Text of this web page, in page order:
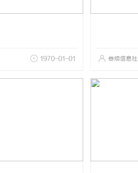
1970-01-01 娄烦信息社